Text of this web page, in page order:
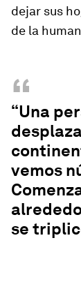
dejar sus
de la
“
“Una
vemos
se